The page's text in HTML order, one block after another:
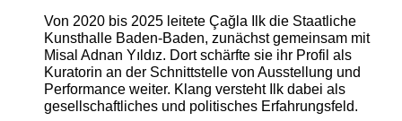
Von 2020 bis 2025 leitete Çağla Ilk die Staatliche
Kunsthalle Baden-Baden, zunächst gemeinsam mit
Misal Adnan Yıldız. Dort schärfte sie ihr Profil als
Kuratorin an der Schnittstelle von Ausstellung und
Performance weiter. Klang versteht Ilk dabei als
gesellschaftliches und politisches Erfahrungsfeld.